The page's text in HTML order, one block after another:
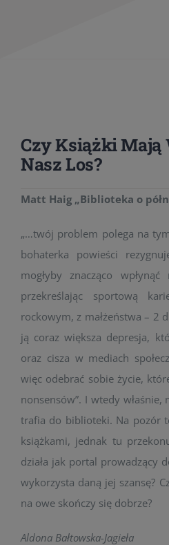
Czy Książki Mają
Nasz Los?
Matt Haig „Biblioteka o
„…twój problem polega na
bohaterka powieści
mogłyby znacząco
przekreślając sportową
rockowym, z małżeństwa – 2
ją coraz większa depresja,
oraz cisza w mediach
więc odebrać sobie życie,
nonsensów”. I wtedy
trafia do biblioteki. Na pozór
książkami, jednak tu
działa jak portal prowadzący
wykorzysta daną jej szansę?
na owe skończy się dobrze?
Aldona Bałtowska-Jagieła